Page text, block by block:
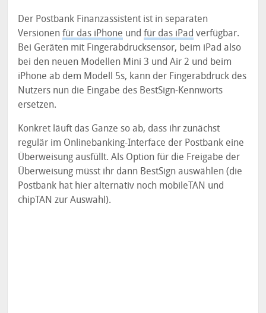
Der Postbank Finanzassistent ist in separaten
Versionenfür das iPhone undfür das iPad verfügbar.
Bei Geräten mit Fingerabdrucksensor, beim iPad also
bei den neuen Modellen Mini 3 und Air 2 und beim
iPhone ab dem Modell 5s, kann der Fingerabdruck des
Nutzers nun die Eingabe des BestSign-Kennworts
ersetzen.
Konkret läuft das Ganze so ab, dass ihr zunächst
regulär im Onlinebanking-Interface der Postbank eine
Überweisung ausfüllt. Als Option für die Freigabe der
Überweisung müsst ihr dann BestSign auswählen (die
Postbank hat hier alternativ noch mobileTAN und
chipTAN zur Auswahl).